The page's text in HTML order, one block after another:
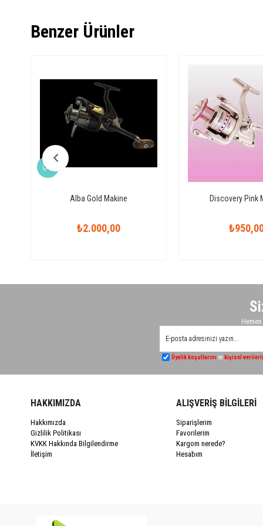
Benzer Ürünler
Alba Gold Makine
₺2.000,00
Discovery Pink
Üyelik koşullarını ve kişisel
HAKKIMIZDA
Hakkımızda
Gizlilik Politikası
KVKK Hakkında Bilgilendirme
İletişim
ALIŞVERİŞ BİLGİLERİ
Siparişlerim
Favorilerim
Kargom nerede?
Hesabım